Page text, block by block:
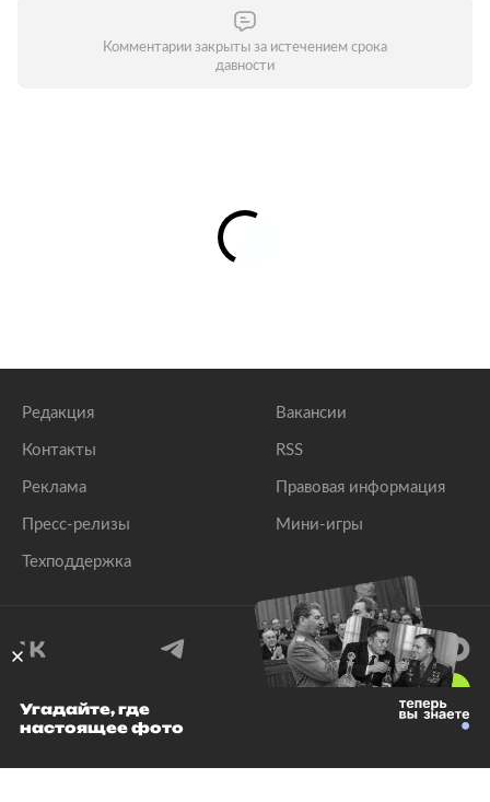
Комментарии закрыты за истечением срока
давности
Редакция
Контакты
Реклама
Пресс-релизы
Техподдержка
Вакансии
RSS
Правовая информация
Мини-игры
© 1999–2026 Все права защищены.
Угадайте, где
настоящее фото